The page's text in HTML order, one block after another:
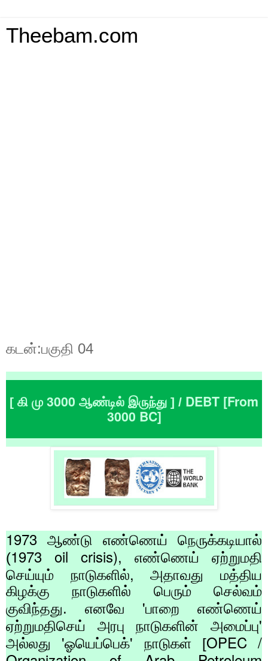
Theebam.com
கடன்:பகுதி 04
[ கி மு 3000 ஆண்டில் இருந்து ] / DEBT [From
3000 BC]
1973 ஆண்டு எண்ணெய் நெருக்கடியால்
(1973 oil crisis),
எண்ணெய் ஏற்றுமதி
செய்யும் நாடுகளில்,அதாவது மத்திய
கிழக்கு நாடுகளில் பெரும் செல்வம்
குவிந்தது. எனவே 'பாறை எண்ணெய்
ஏற்றுமதிசெய் அரபு நாடுகளின் அமைப்பு'
அல்லது 'ஓயெப்பெக்' நாடுகள் [OPEC /